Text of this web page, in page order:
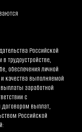
Российской
трудоустройстве,
обеспечения личной
качества выполняемой
заработной
с
выплат,
Российской